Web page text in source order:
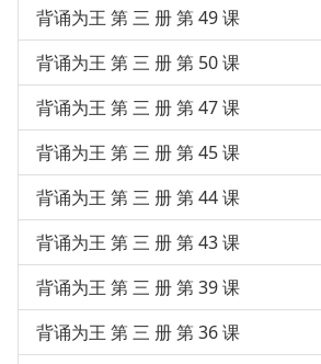
背诵为王 第 三 册 第 49 课
背诵为王 第 三 册 第 50 课
背诵为王 第 三 册 第 47 课
背诵为王 第 三 册 第 45 课
背诵为王 第 三 册 第 44 课
背诵为王 第 三 册 第 43 课
背诵为王 第 三 册 第 39 课
背诵为王 第 三 册 第 36 课